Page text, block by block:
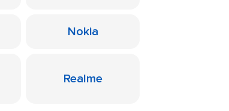
Nokia
Realme